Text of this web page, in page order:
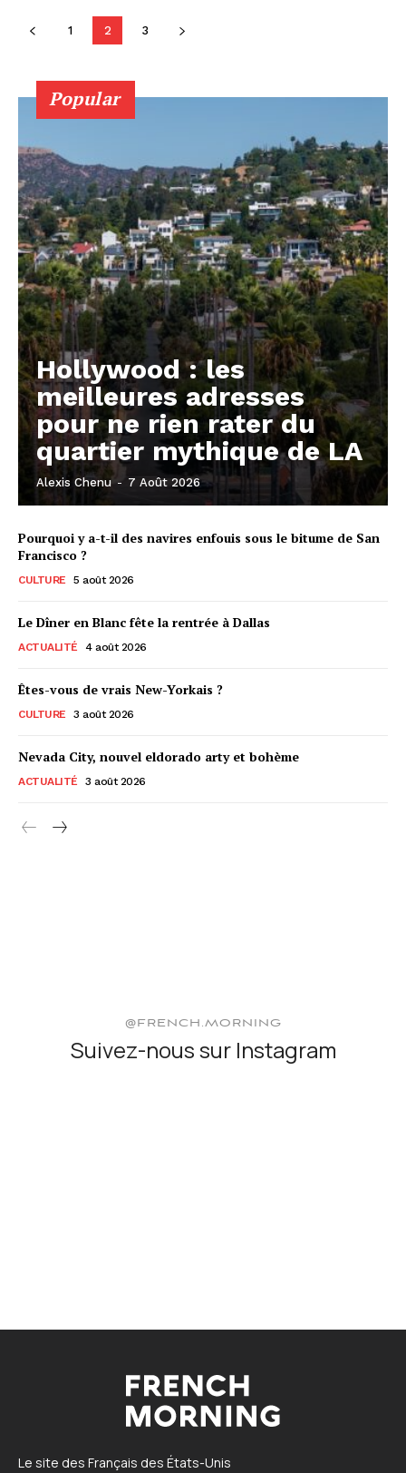
1 2 3
Popular
Hollywood : les
meilleures adresses
pour ne rien rater du
quartier mythique de LA
Alexis Chenu - 7 Août 2026
Pourquoi y a-t-il des navires enfouis sous le bitume de San
Francisco ?
CULTURE 5 août 2026
Le Dîner en Blanc fête la rentrée à Dallas
ACTUALITÉ 4 août 2026
Êtes-vous de vrais New-Yorkais ?
CULTURE 3 août 2026
Nevada City, nouvel eldorado arty et bohème
ACTUALITÉ 3 août 2026
@FRENCH.MORNING
Suivez-nous sur Instagram
Le site des Français des États-Unis